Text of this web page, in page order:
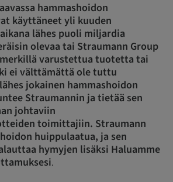
hammashoidon
käyttäneet yli kuuden
lähes puoli miljardia
olevaa tai Straumann Group
varustettua tuotetta tai
ei välttämättä ole tuttu
jokainen hammashoidon
Straumannin ja tietää sen
johtaviin
toimittajiin. Straumann
huippulaatua, ja sen
hymyjen lisäksi Haluamme
.